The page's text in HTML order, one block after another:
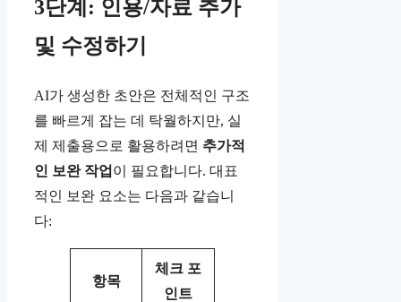
3단계: 인용/자료 추가
및 수정하기
AI가 생성한 초안은 전체적인 구조
를 빠르게 잡는 데 탁월하지만, 실
제 제출용으로 활용하려면 추가적
인 보완 작업 이 필요합니다. 대표
적인 보완 요소는 다음과 같습니
다:
항목
체크 포
인트